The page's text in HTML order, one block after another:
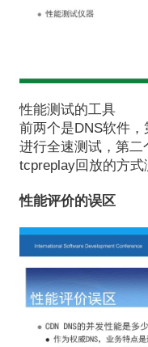
性能测试的工具
前两个是DNS软件
进行全速测试，第
tcpreplay回放的方式
性能评价的误区